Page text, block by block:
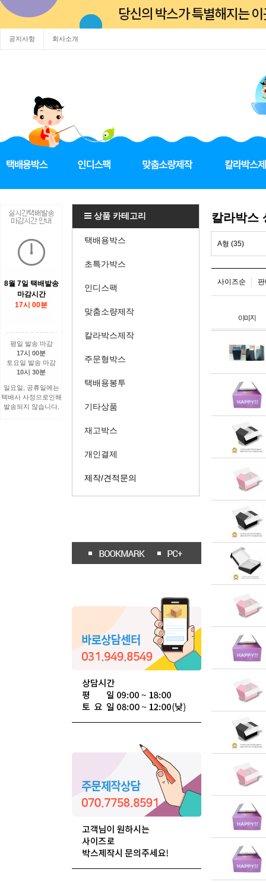
공지사항 회사소개
8월 7일 택배발송
마감시간
17시 00분
평일 발송 마감
17시 00분
토요일 발송 마감
10시 30분
일요일, 공휴일에는
택배사 사정으로인해
발송되지 않습니다.
상품 카테고리
택배용박스
초특가박스
인디스팩
맞춤소량제작
칼라박스제작
주문형박스
택배용봉투
기타상품
재고박스
개인결제
제작/견적문의
칼라박스
A형 (35)
사이즈순